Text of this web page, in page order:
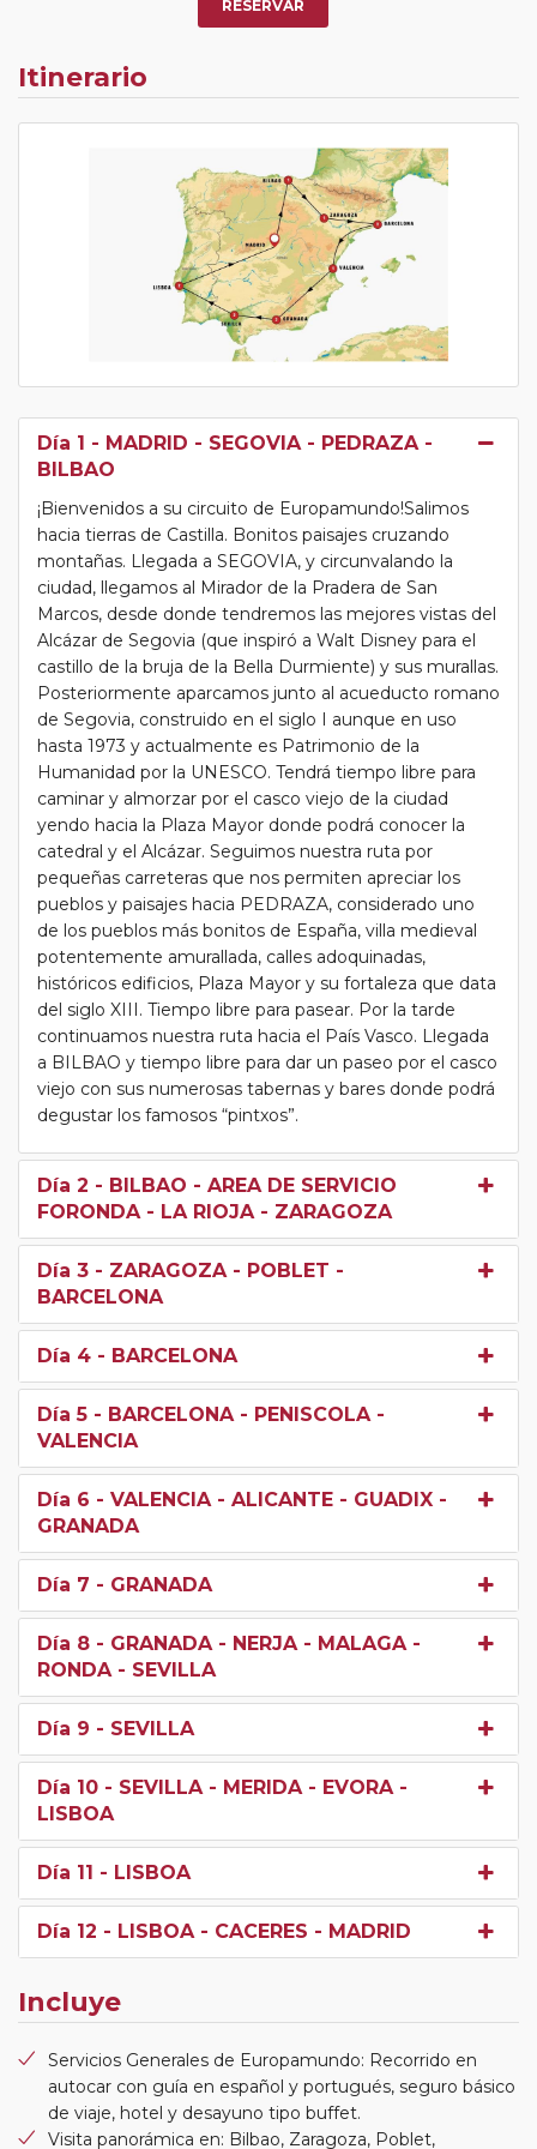
RESERVAR
Itinerario
Día 1 - MADRID - SEGOVIA - PEDRAZA -
BILBAO
¡Bienvenidos a su circuito de Europamundo!Salimos
hacia tierras de Castilla. Bonitos paisajes cruzando
montañas. Llegada a SEGOVIA, y circunvalando la
ciudad, llegamos al Mirador de la Pradera de San
Marcos, desde donde tendremos las mejores vistas del
Alcázar de Segovia (que inspiró a Walt Disney para el
castillo de la bruja de la Bella Durmiente) y sus murallas.
Posteriormente aparcamos junto al acueducto romano
de Segovia, construido en el siglo I aunque en uso
hasta 1973 y actualmente es Patrimonio de la
Humanidad por la UNESCO. Tendrá tiempo libre para
caminar y almorzar por el casco viejo de la ciudad
yendo hacia la Plaza Mayor donde podrá conocer la
catedral y el Alcázar. Seguimos nuestra ruta por
pequeñas carreteras que nos permiten apreciar los
pueblos y paisajes hacia PEDRAZA, considerado uno
de los pueblos más bonitos de España, villa medieval
potentemente amurallada, calles adoquinadas,
históricos edificios, Plaza Mayor y su fortaleza que data
del siglo XIII. Tiempo libre para pasear. Por la tarde
continuamos nuestra ruta hacia el País Vasco. Llegada
a BILBAO y tiempo libre para dar un paseo por el casco
viejo con sus numerosas tabernas y bares donde podrá
degustar los famosos “pintxos”.
Día 2 - BILBAO - AREA DE SERVICIO
FORONDA - LA RIOJA - ZARAGOZA
Día 3 - ZARAGOZA - POBLET -
BARCELONA
Día 4 - BARCELONA
Día 5 - BARCELONA - PENISCOLA -
VALENCIA
Día 6 - VALENCIA - ALICANTE - GUADIX -
GRANADA
Día 7 - GRANADA
Día 8 - GRANADA - NERJA - MALAGA -
RONDA - SEVILLA
Día 9 - SEVILLA
Día 10 - SEVILLA - MERIDA - EVORA -
LISBOA
Día 11 - LISBOA
Día 12 - LISBOA - CACERES - MADRID
Incluye
Servicios Generales de Europamundo: Recorrido en
autocar con guía en español y portugués, seguro básico
de viaje, hotel y desayuno tipo buffet.
Visita panorámica en: Bilbao, Zaragoza, Poblet,